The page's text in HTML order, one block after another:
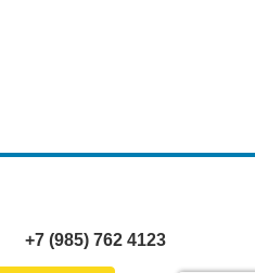
+7 (985) 762 4123